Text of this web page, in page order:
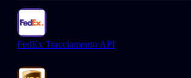
FedEx Tracciamento API